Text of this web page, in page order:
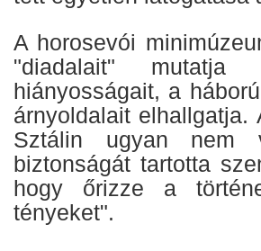
A horosevói
"diadalait"
hiányosságait, a
árnyoldalait
Sztálin ugyan nem
biztonságát tartotta
hogy őrizze a
tényeket".